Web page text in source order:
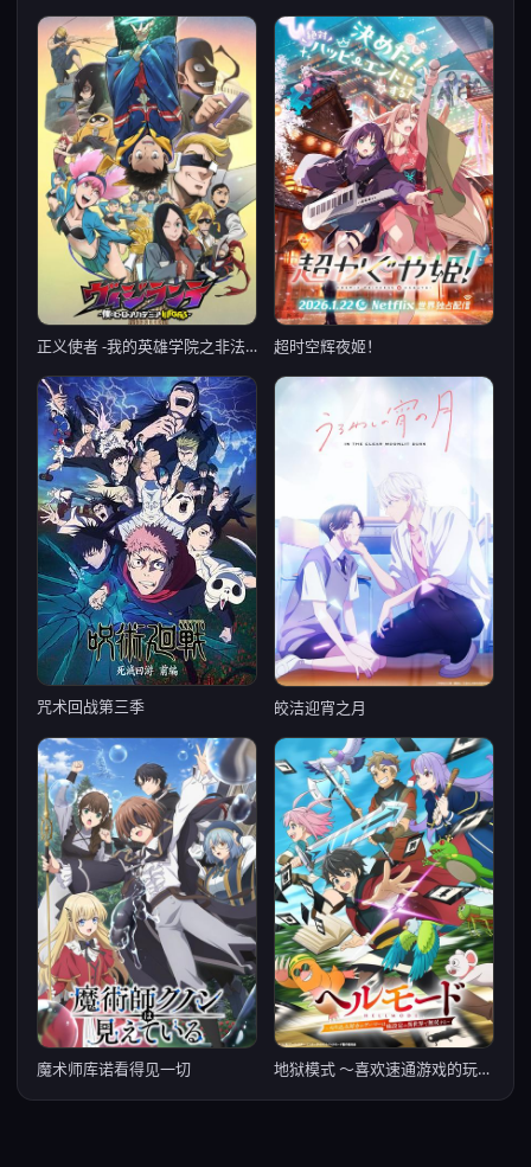
正义使者 -我的英雄学院之非法英雄- 第二季 超时空辉夜姬！
咒术回战第三季 皎洁迎宵之月
魔术师库诺看得见一切 地狱模式 ～喜欢速通游戏的玩家在废设定异世界无双～